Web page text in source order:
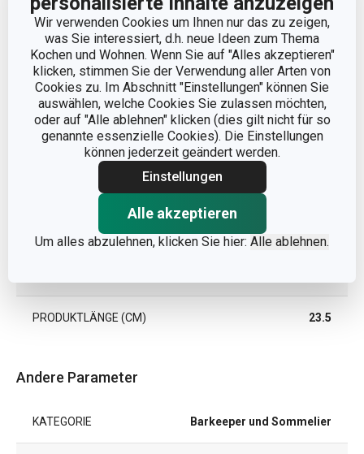
Wir verwenden Cookies um Ihnen nur das zu zeigen,
was Sie interessiert, d.h. neue Ideen zum Thema
Kochen und Wohnen. Wenn Sie auf "Alles akzeptieren"
klicken, stimmen Sie der Verwendung aller Arten von
Cookies zu. Im Abschnitt "Einstellungen" können Sie
auswählen, welche Cookies Sie zulassen möchten,
oder auf "Alle ablehnen" klicken (dies gilt nicht für so
genannte essenzielle Cookies). Die Einstellungen
können jederzeit geändert werden.
Einstellungen
Alle akzeptieren
Um alles abzulehnen, klicken Sie hier: Alle ablehnen.
Abmessungen
PRODUKTBREITE (CM)
PRODUKTLÄNGE (CM) 23.5
Andere Parameter
KATEGORIE Barkeeper und Sommelier